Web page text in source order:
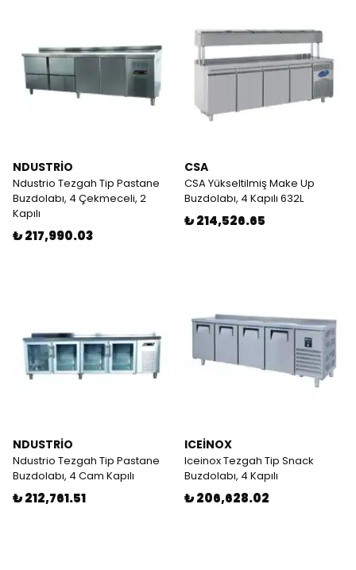
NDUSTRİO
Ndustrio Tezgah Tip Pastane
Buzdolabı, 4 Çekmeceli, 2
Kapılı
₺ 217,990.03
CSA
CSA Yükseltilmiş Make Up
Buzdolabı, 4 Kapılı 632L
₺ 214,526.65
NDUSTRİO
Ndustrio Tezgah Tip Pastane
Buzdolabı, 4 Cam Kapılı
₺ 212,761.51
ICEİNOX
Iceinox Tezgah Tip Snack
Buzdolabı, 4 Kapılı
₺ 206,628.02